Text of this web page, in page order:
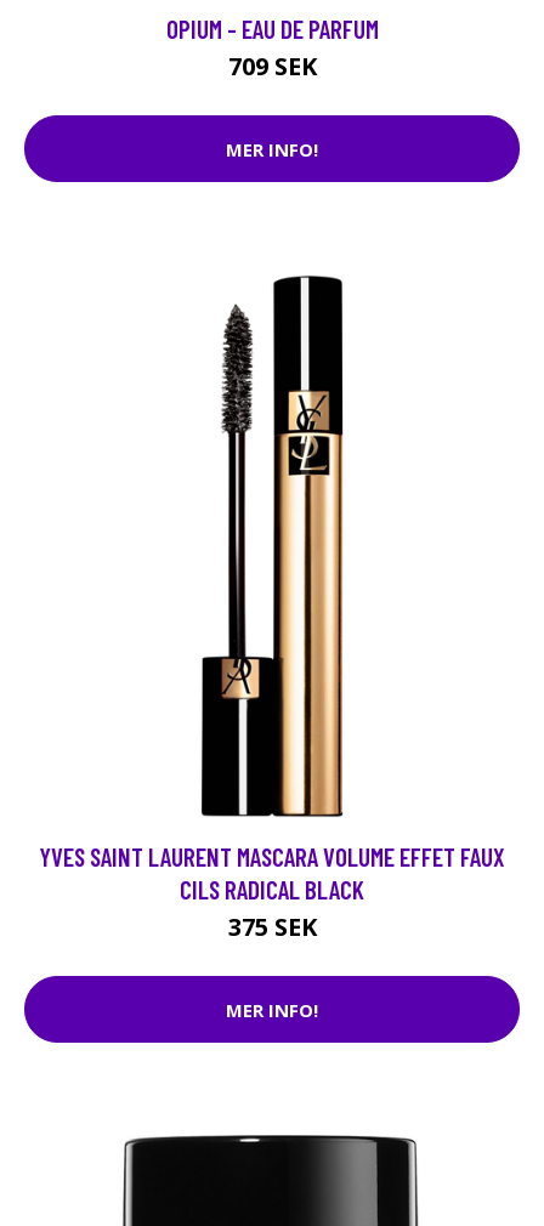
OPIUM - EAU DE PARFUM
709 SEK
MER INFO!
YVES SAINT LAURENT MASCARA VOLUME EFFET FAUX
CILS RADICAL BLACK
375 SEK
MER INFO!